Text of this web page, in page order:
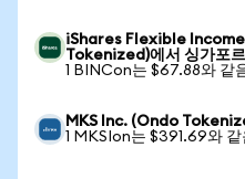
iShares Flexible
Tokenized)에서 싱가포르
1 BINCon는 $67.88와 같
MKS Inc. (Ondo
1 MKSIon는 $391.69와 같